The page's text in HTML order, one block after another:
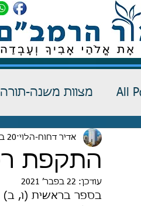
All מצוות משנה-תורה
רש"י-שדים כתבי הגנה
התקפת
אדיר דחוח-הלוי 20 ביוני 2018
עודכן: 22 בפבר׳ 2021
בספר בראשית (ו, ב)